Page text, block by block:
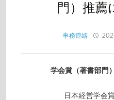
門）推薦
事務連絡
学会賞（著書部門
日本経営学会